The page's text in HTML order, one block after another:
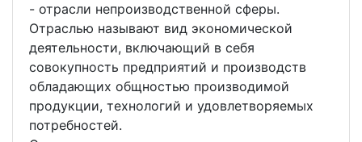
- отрасли непроизводственной сферы.
Отраслью называют вид экономической
деятельности, включающий в себя
совокупность предприятий и производств
обладающих общностью производимой
продукции, технологий и удовлетворяемых
потребностей.